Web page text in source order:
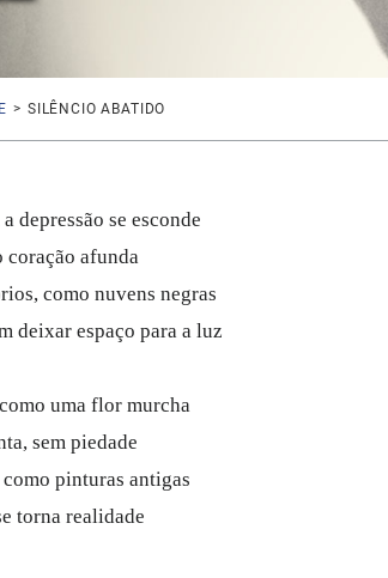
> SILÊNCIO ABATIDO
depressão se esconde
coração afunda
como nuvens negras
deixar espaço para a luz
uma flor murcha
sem piedade
pinturas antigas
torna realidade